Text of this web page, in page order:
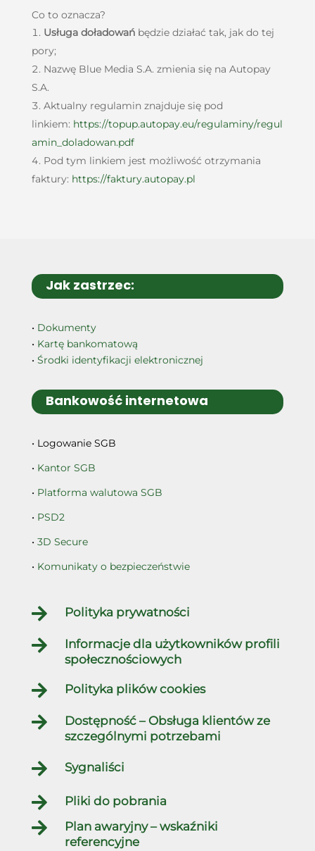
Co to oznacza?
Usługa doładowań będzie działać tak, jak do tej
pory;
Nazwę Blue Media S.A. zmienia się na Autopay
S.A.
Aktualny regulamin znajduje się pod
linkiem: https://topup.autopay.eu/regulaminy/regul
amin_doladowan.pdf
Pod tym linkiem jest możliwość otrzymania
faktury: https://faktury.autopay.pl
Jak zastrzec:
• Dokumenty
• Kartę bankomatową
• Środki identyfikacji elektronicznej
Bankowość internetowa
• Logowanie SGB
• Kantor SGB
• Platforma walutowa SGB
• PSD2
• 3D Secure
• Komunikaty o bezpieczeństwie
 Polityka prywatności

Informacje dla użytkowników profili
społecznościowych
 Polityka plików cookies

Dostępność – Obsługa klientów ze
szczególnymi potrzebami
 Sygnaliści
 Pliki do pobrania

Plan awaryjny – wskaźniki
referencyjne